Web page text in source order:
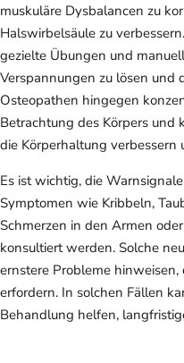
muskuläre Dysbalancen zu
Halswirbelsäule zu
gezielte Übungen und
Verspannungen zu lösen und
Osteopathen hingegen
Betrachtung des Körpers und
die Körperhaltung verbessern
Es ist wichtig, die
Symptomen wie Kribbeln,
Schmerzen in den Armen
konsultiert werden. Solche
ernstere Probleme
erfordern. In solchen Fällen
Behandlung helfen,